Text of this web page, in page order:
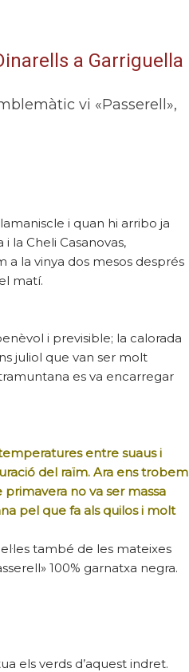
a Garriguella
vi «Passerell»,
i quan hi arribo ja
la Cheli Casanovas,
la vinya dos mesos després
matí.
i previsible; la calorada
juliol que van ser molt
es va encarregar
entre suaus i
del raïm. Ara ens trobem
no va ser massa
pel que fa als quilos i molt
també de les mateixes
100% garnatxa negra.
els verds d’aquest indret.